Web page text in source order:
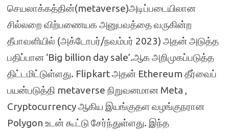
செயலாக்கத்தின்(metaverse)அடிப்படையிலான
சில்லறை விற்பணையக அனுபவத்தை வருகின்ற
தீபாவளியில் (அக்டோபர்/நவம்பர் 2023) அதன் அடுத்த
பதிப்பான ‘Big billion day sale’.ஆக அறிமுகப்படுத்த
திட்டமிட்டுள்ளது. Flipkart அதன் Ethereum தீர்வைப்
பயன்படுத்தி metaverse நிறுவனமான Meta ,
Cryptocurrency ஆகிய இயங்குதள வழங்குநரான
Polygon உடன் கூட்டு சேர்ந்துள்ளது. இந்த